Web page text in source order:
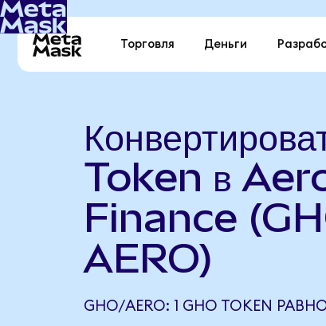
Торговля Деньги
Token в
Finance
AERO)
GHO/AERO: 1 GHO TOKEN